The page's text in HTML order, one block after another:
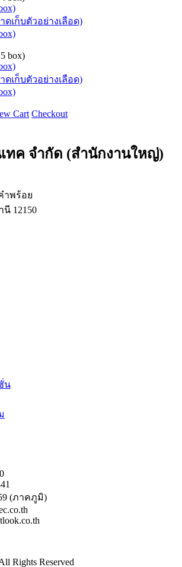
าดเก็บตัวอย่างเลือด)
าดเก็บตัวอย่างเลือด)
Cart Checkout
ทค จำกัด (สำนักงานใหญ่)
ำพร้อย
12150
น
(ภาคภูมิ)
Rights Reserved